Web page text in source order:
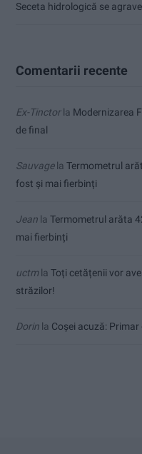
Seceta hidrologică se
Comentarii recente
Ex-Tinctorla Modernizarea
de final
Sauvagela Termometrul
fost și mai fierbinți
Jean la Termometrul arăta
mai fierbinți
uctmla Toți cetățenii vor
străzilor!
Dorin la Coșei acuză: